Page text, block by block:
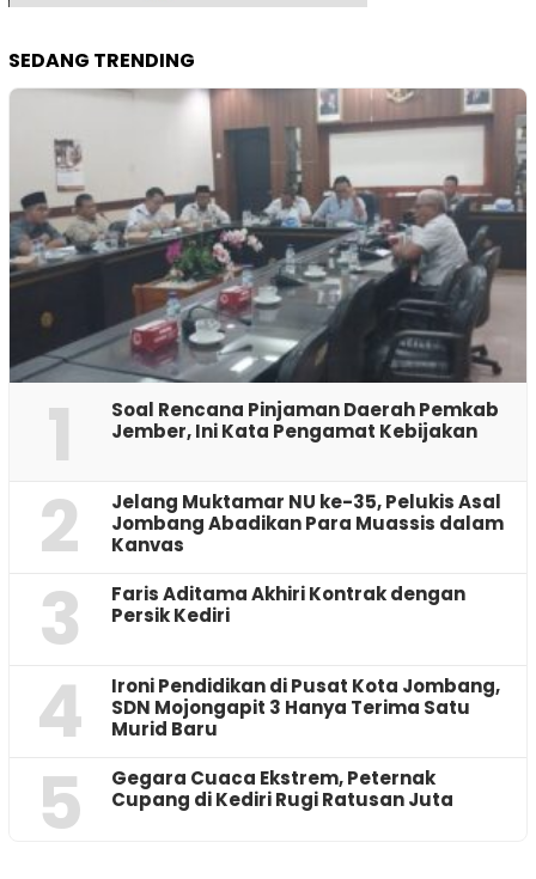
SEDANG TRENDING
1
‎Soal Rencana Pinjaman Daerah Pemkab
Jember, Ini Kata Pengamat Kebijakan ‎
2
Jelang Muktamar NU ke-35, Pelukis Asal
Jombang Abadikan Para Muassis dalam
Kanvas
3
Faris Aditama Akhiri Kontrak dengan
Persik Kediri
4
Ironi Pendidikan di Pusat Kota Jombang,
SDN Mojongapit 3 Hanya Terima Satu
Murid Baru
5
‎Gegara Cuaca Ekstrem, Peternak
Cupang di Kediri Rugi Ratusan Juta